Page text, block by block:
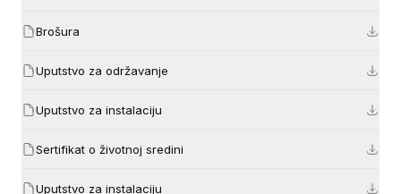
Brošura
Uputstvo za održavanje
Uputstvo za instalaciju
Sertifikat o životnoj sredini
Uputstvo za instalaciju